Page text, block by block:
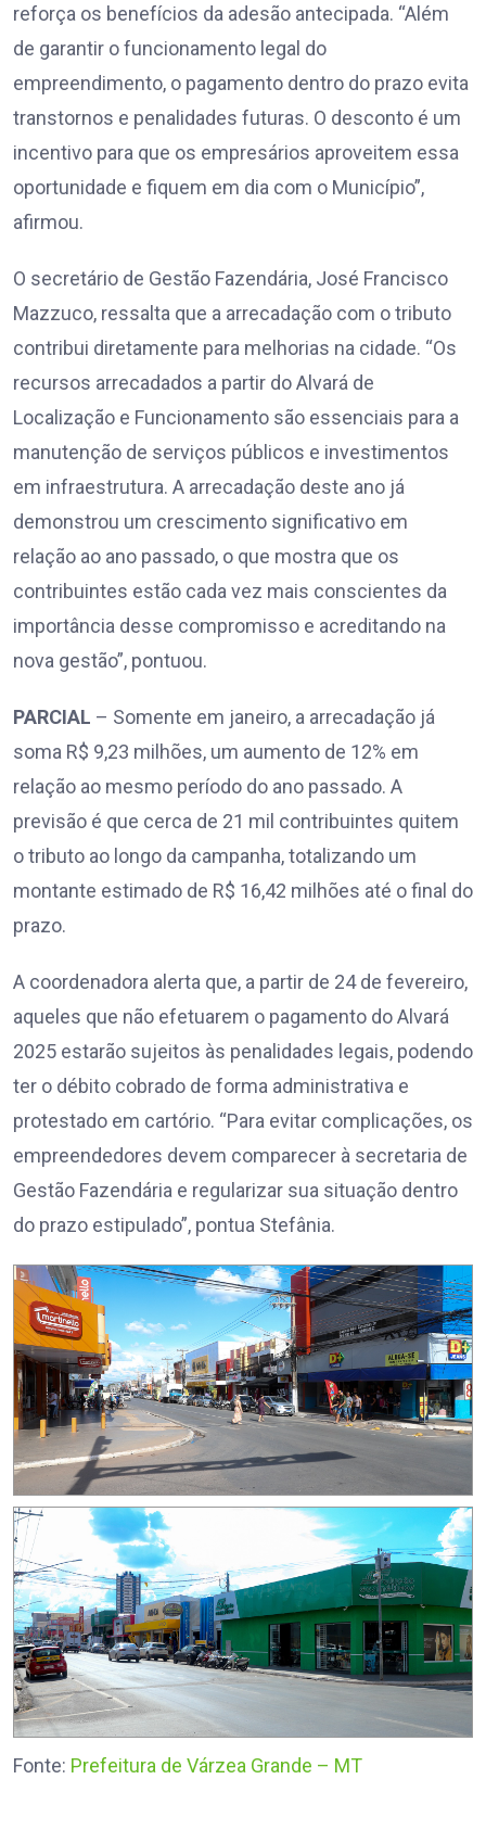
reforça os benefícios da adesão antecipada. “Além
de garantir o funcionamento legal do
empreendimento, o pagamento dentro do prazo evita
transtornos e penalidades futuras. O desconto é um
incentivo para que os empresários aproveitem essa
oportunidade e fiquem em dia com o Município”,
afirmou.
O secretário de Gestão Fazendária, José Francisco
Mazzuco, ressalta que a arrecadação com o tributo
contribui diretamente para melhorias na cidade. “Os
recursos arrecadados a partir do Alvará de
Localização e Funcionamento são essenciais para a
manutenção de serviços públicos e investimentos
em infraestrutura. A arrecadação deste ano já
demonstrou um crescimento significativo em
relação ao ano passado, o que mostra que os
contribuintes estão cada vez mais conscientes da
importância desse compromisso e acreditando na
nova gestão”, pontuou.
PARCIAL – Somente em janeiro, a arrecadação já
soma R$ 9,23 milhões, um aumento de 12% em
relação ao mesmo período do ano passado. A
previsão é que cerca de 21 mil contribuintes quitem
o tributo ao longo da campanha, totalizando um
montante estimado de R$ 16,42 milhões até o final do
prazo.
A coordenadora alerta que, a partir de 24 de fevereiro,
aqueles que não efetuarem o pagamento do Alvará
2025 estarão sujeitos às penalidades legais, podendo
ter o débito cobrado de forma administrativa e
protestado em cartório. “Para evitar complicações, os
empreendedores devem comparecer à secretaria de
Gestão Fazendária e regularizar sua situação dentro
do prazo estipulado”, pontua Stefânia.
Fonte: Prefeitura de Várzea Grande – MT